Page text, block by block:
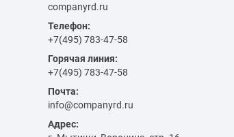
companyrd.ru
Телефон:
+7(495) 783-47-58
Горячая линия:
+7(495) 783-47-58
Почта:
info@companyrd.ru
Адрес: